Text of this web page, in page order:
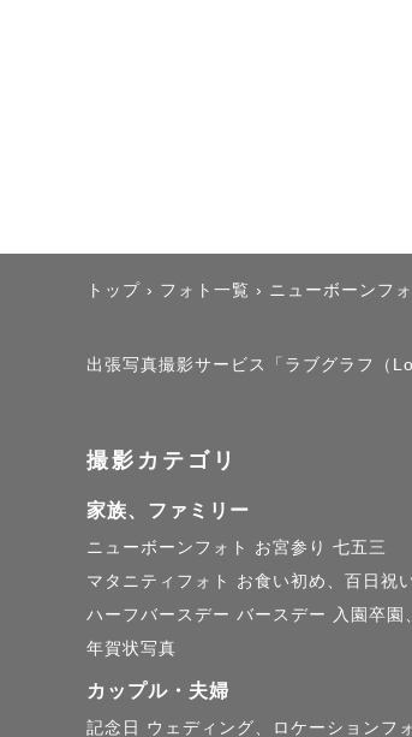
トップ › フォト一覧 › ニューボーンフ
出張写真撮影サービス「ラブグラフ（
撮影カテゴリ
家族、ファミリー
ニューボーンフォト お宮参り 七五三
マタニティフォト
お食い初め、百日祝
ハーフバースデー バースデー
入園卒園
年賀状写真
カップル・夫婦
記念日 ウェディング、ロケーションフ